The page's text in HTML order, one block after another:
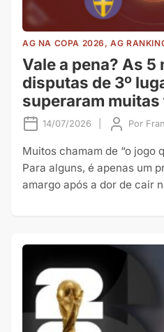
AG NA COPA 2026, AG
Vale a pena? As 5
disputas de 3º
superaram
14/07/2026 Por
Muitos chamam de “o jogo
Para alguns, é apenas um
amargo após a dor de cair